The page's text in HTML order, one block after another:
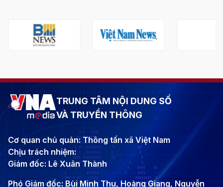
TRUNG TÂM NỘI DUNG SỐ
VÀ TRUYỀN THÔNG
Cơ quan chủ quản: Thông tấn xã Việt Nam
Chịu trách nhiệm:
Giám đốc: Lê Xuân Thành
Phó Giám đốc: Bùi Minh Thu, Hoàng Giang, Nguyễn